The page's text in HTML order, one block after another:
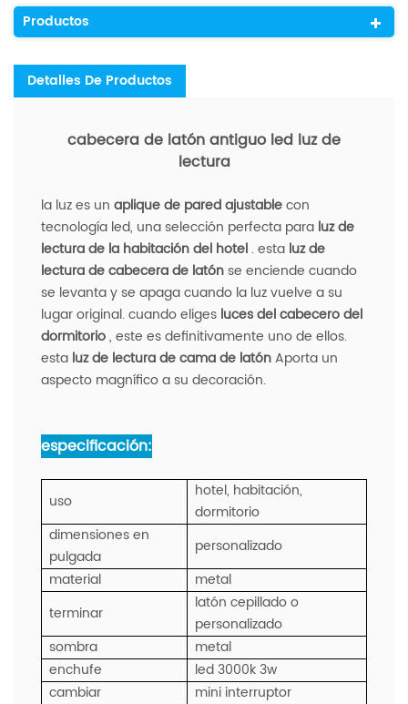
Productos
Detalles De Productos
cabecera de latón antiguo led luz de
lectura
la luz es un aplique de pared ajustablecon
tecnología led, una selección perfecta para luz de
lectura de la habitación del hotel . esta luz de
lectura de cabecera de latónse enciende cuando
se levanta y se apaga cuando la luz vuelve a su
lugar original. cuando eliges luces del cabecero del
dormitorio, este es definitivamente uno de ellos.
esta luz de lectura de cama de latónAporta un
aspecto magnífico a su decoración.
especificación:
uso
hotel, habitación,
dormitorio
dimensiones en
pulgada
personalizado
material
metal
terminar
latón cepillado o
personalizado
sombra
metal
enchufe
led 3000k 3w
cambiar
mini interruptor